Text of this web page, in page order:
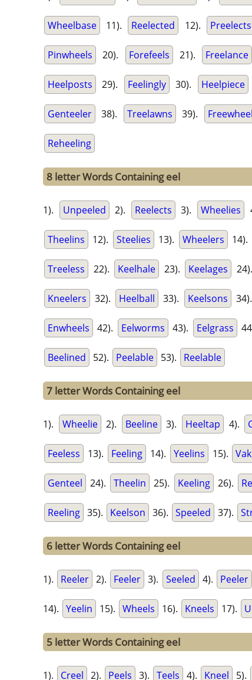
Wheelbase 11). Reelected 12). Preelects
Pinwheels 20). Forefeels 21). Freelance
Heelposts 29). Feelingly 30). Heelpiece
Genteeler 38). Treelawns 39). Freewheel
Reheeling
8 letter Words Containing eel
1). Unpeeled 2). Reelects 3). Wheelies
Theelins 12). Steelies 13). Wheelers 14).
Treeless 22). Keelhale 23). Keelages 24).
Kneelers 32). Heelball 33). Keelsons 34).
Enwheels 42). Eelworms 43). Eelgrass
Beelined 52). Peelable 53). Reelable
7 letter Words Containing eel
1). Wheelie 2). Beeline 3). Heeltap 4).
Feeless 13). Feeling 14). Yeelins 15).
Genteel 24). Theelin 25). Keeling 26).
Reeling 35). Keelson 36). Speeled 37).
6 letter Words Containing eel
1). Reeler 2). Feeler 3). Seeled 4). Peeler
14). Yeelin 15). Wheels 16). Kneels 17).
5 letter Words Containing eel
1). Creel 2). Peels 3). Teels 4). Kneel 5).